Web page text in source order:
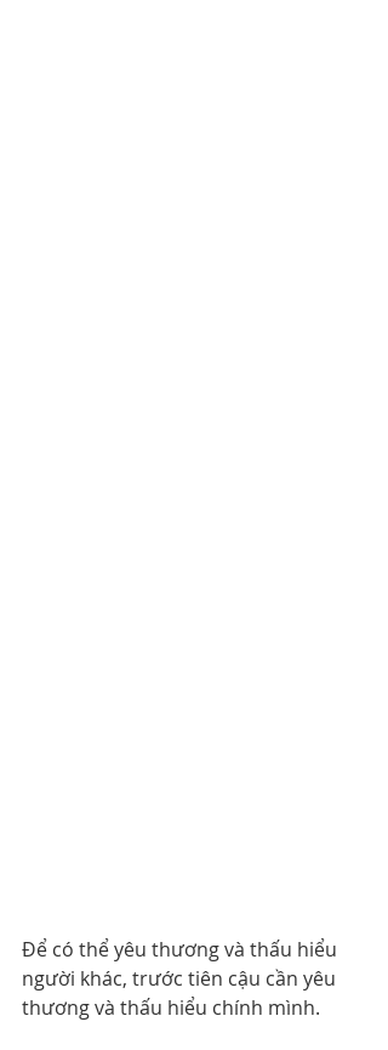
Để có thể yêu thương và thấu hiểu
người khác, trước tiên cậu cần yêu
thương và thấu hiểu chính mình.